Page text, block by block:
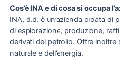
Cos’è INA e di cosa si occupa
INA, d.d. è un’azienda croata di
di esplorazione, produzione,
derivati del petrolio. Offre inoltre
naturale e dell’energia.